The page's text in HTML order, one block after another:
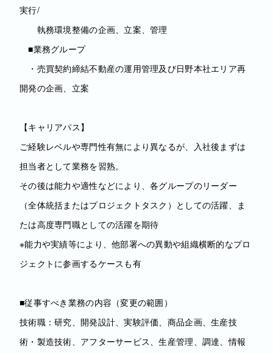
実行/
執務環境整備の企画、立案、管理
■業務グループ
・売買契約締結不動産の運用管理及び日野本社エリア再
開発の企画、立案
【キャリアパス】
ご経験レベルや専門性有無により異なるが、入社後まずは
担当者として業務を習熟。
その後は能力や適性などにより、各グループのリーダー
（全体統括またはプロジェクトタスク）としての活躍、ま
たは高度専門職としての活躍を期待
※能力や実績等により、他部署への異動や組織横断的なプロ
ジェクトに参画するケースも有
■従事すべき業務の内容（変更の範囲）
技術職：研究、開発設計、実験評価、商品企画、生産技
術・製造技術、アフターサービス、生産管理、調達、情報